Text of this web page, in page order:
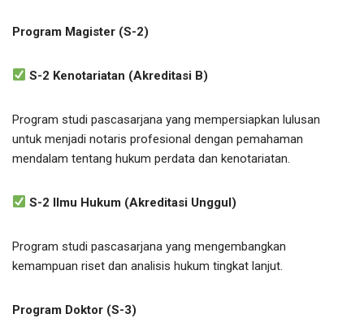
Program Magister (S-2)
S-2 Kenotariatan (Akreditasi B)
Program studi pascasarjana yang mempersiapkan lulusan
untuk menjadi notaris profesional dengan pemahaman
mendalam tentang hukum perdata dan kenotariatan.
S-2 Ilmu Hukum (Akreditasi Unggul)
Program studi pascasarjana yang mengembangkan
kemampuan riset dan analisis hukum tingkat lanjut.
Program Doktor (S-3)